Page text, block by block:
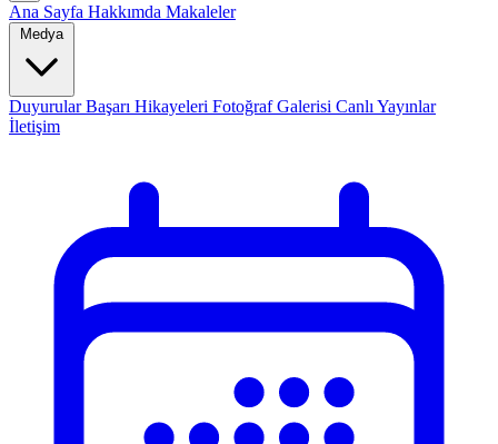
Ana Sayfa Hakkımda Makaleler
Medya
DuyurularBaşarı Hikayeleri Fotoğraf Galerisi Canlı Yayınlar
İletişim